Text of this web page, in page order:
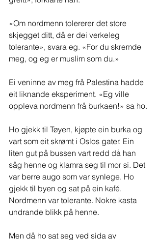
«Om nordmenn tolererer det store
skjegget ditt, då er dei verkeleg
tolerante», svara eg. «For du skremde
meg, og eg er muslim som du.»
Ei veninne av meg frå Palestina hadde
eit liknande eksperiment. «Eg ville
oppleva nordmenn frå burkaen!» sa ho.
Ho gjekk til Tøyen, kjøpte ein burka og
vart som eit skrømt i Oslos gater. Ein
liten gut på bussen vart redd då han
såg henne og klamra seg til mor si. Det
var berre augo som var synlege. Ho
gjekk til byen og sat på ein kafé.
Nordmenn var tolerante. Nokre kasta
undrande blikk på henne.
Men då ho sat seg ved sida av